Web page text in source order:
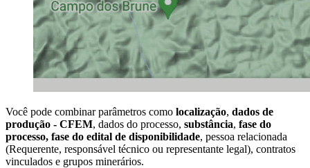
Você pode combinar parâmetros como localização, dados de
produção - CFEM, dados do processo, substância, fase do
processo, fase do edital de disponibilidade, pessoa relacionada
(Requerente, responsável técnico ou representante legal), contratos
vinculados e grupos minerários.